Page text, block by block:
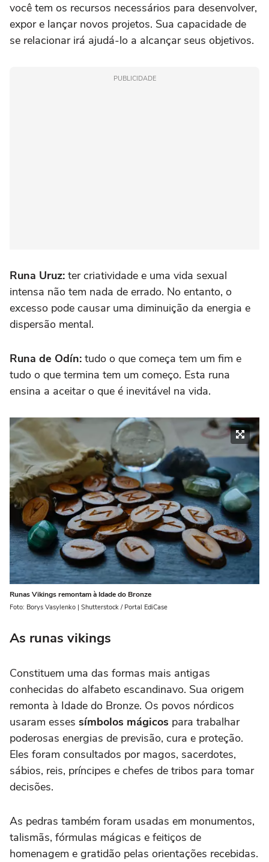
você tem os recursos necessários para desenvolver,
expor e lançar novos projetos. Sua capacidade de
se relacionar irá ajudá-lo a alcançar seus objetivos.
PUBLICIDADE
Runa Uruz: ter criatividade e uma vida sexual
intensa não tem nada de errado. No entanto, o
excesso pode causar uma diminuição da energia e
dispersão mental.
Runa de Odín: tudo o que começa tem um fim e
tudo o que termina tem um começo. Esta runa
ensina a aceitar o que é inevitável na vida.
Runas Vikings remontam à Idade do Bronze
Foto: Borys Vasylenko | Shutterstock / Portal EdiCase
As runas vikings
Constituem uma das formas mais antigas
conhecidas do alfabeto escandinavo. Sua origem
remonta à Idade do Bronze. Os povos nórdicos
usaram esses símbolos mágicos para trabalhar
poderosas energias de previsão, cura e proteção.
Eles foram consultados por magos, sacerdotes,
sábios, reis, príncipes e chefes de tribos para tomar
decisões.
As pedras também foram usadas em monumentos,
talismãs, fórmulas mágicas e feitiços de
homenagem e gratidão pelas orientações recebidas.